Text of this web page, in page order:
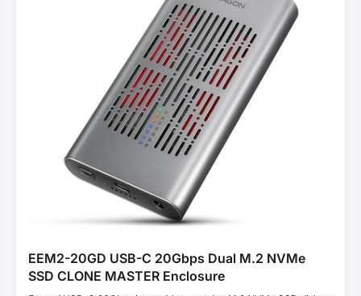
EEM2-20GD USB-C 20Gbps Dual M.2 NVMe
SSD CLONE MASTER Enclosure